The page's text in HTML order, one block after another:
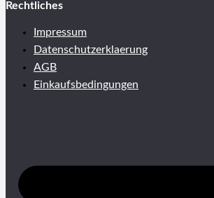
Rechtliches
Impressum
Datenschutzerklaerung
AGB
Einkaufsbedingungen